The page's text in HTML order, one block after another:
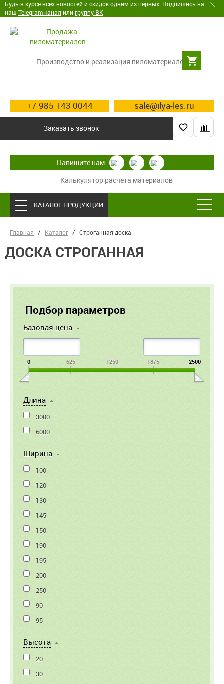
Будь в курсе всех новостей и скидок одним из первых. Подпишись на
наш Telegram канал или группу ВК
Производство и реализация пиломатериалов
+7 985 143 0044 sale@ilya-les.ru
Заказать звонок
Калькулятор расчета материалов
Напишите нам:
КАТАЛОГ ПРОДУКЦИИ
Главная Каталог Строганная доска
ДОСКА СТРОГАННАЯ
Подбор параметров
Базовая цена
0 625 1250 1875 2500
Длина
3000
6000
Ширина
100
120
130
145
150
190
195
200
250
90
95
Высота
20
30